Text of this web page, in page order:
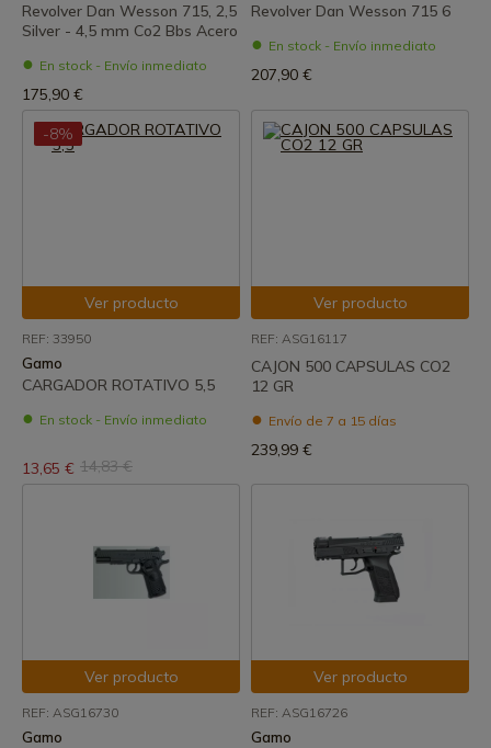
Revolver Dan Wesson 715, 2,5
Silver - 4,5 mm Co2 Bbs Acero
En stock - Envío inmediato
175,90 €
Revolver Dan Wesson 715 6
En stock - Envío inmediato
207,90 €
-8%
Ver producto
REF: 33950
Gamo
CARGADOR ROTATIVO 5,5
En stock - Envío inmediato
13,65 € 14,83 €
Ver producto
REF: ASG16117
CAJON 500 CAPSULAS CO2
12 GR
Envío de 7 a 15 días
239,99 €
Ver producto
REF: ASG16730
Gamo
Ver producto
REF: ASG16726
Gamo